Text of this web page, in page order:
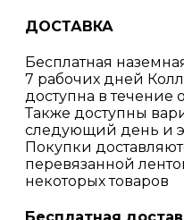
ДОСТАВКА
Бесплатная
7 рабочих дней
доступна в течение
Также доступны
следующий день и
Покупки
перевязанной
некоторых товаров